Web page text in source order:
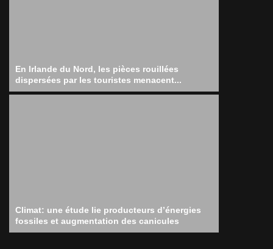
En Irlande du Nord, les pièces rouillées
dispersées par les touristes menacent...
Climat: une étude lie producteurs d’énergies
fossiles et augmentation des canicules